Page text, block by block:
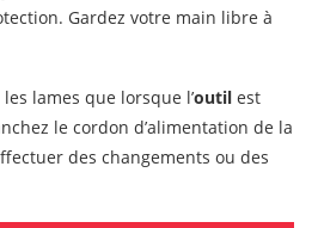
Gardez votre main libre à
lames que lorsque l’outil est
le cordon d’alimentation de la
des changements ou des